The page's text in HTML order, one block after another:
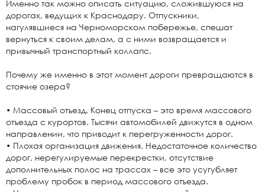
Именно так можно описать ситуацию, сложившуюся на
дорогах, ведущих к Краснодару. Отпускники,
нагулявшиеся на Черноморском побережье, спешат
вернуться к своим делам, а с ними возвращается и
привычный транспортный коллапс.
Почему же именно в этот момент дороги превращаются в
стоячие озера?
• Массовый отъезд. Конец отпуска – это время массового
отъезда с курортов. Тысячи автомобилей движутся в одном
направлении, что приводит к перегруженности дорог.
• Плохая организация движения. Недостаточное количество
дорог, нерегулируемые перекрестки, отсутствие
дополнительных полос на трассах – все это усугубляет
проблему пробок в период массового отъезда.